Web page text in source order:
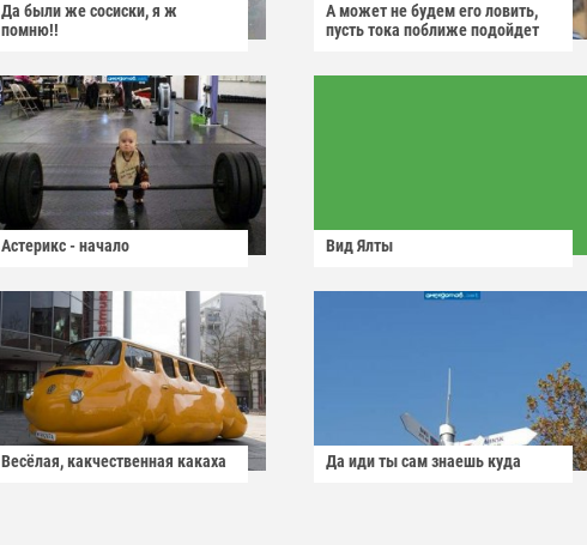
Да были же сосиски, я ж
помню!!
А может не будем его ловить,
пусть тока поближе подойдет
Астерикс - начало Вид Ялты
Весёлая, какчественная какаха Да иди ты сам знаешь куда